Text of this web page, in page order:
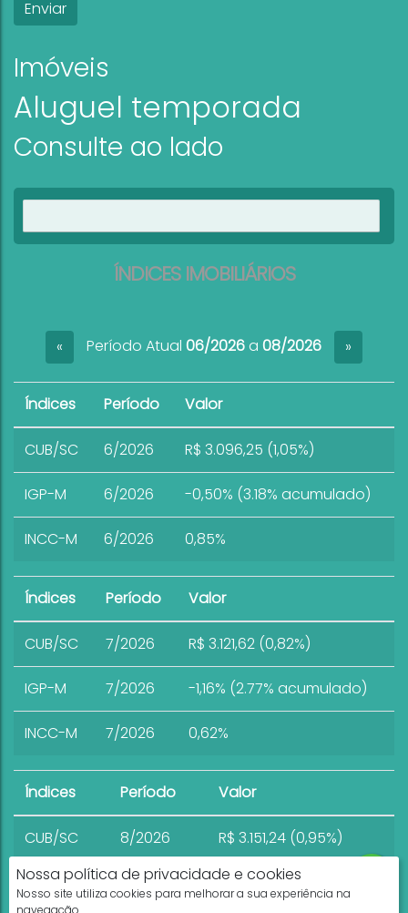
Nossa política de privacidade e cookies
Nosso site utiliza cookies para melhorar a sua experiência na
navegação.
Imóveis
Aluguel temporada
Consulte ao lado
ÍNDICES IMOBILIÁRIOS
« Período Atual 06/2026a 08/2026 »
Índices Período Valor
CUB/SC 6/2026 R$ 3.096,25 (1,05%)
IGP-M 6/2026 -0,50% (3.18% acumulado)
INCC-M 6/2026 0,85%
Índices Período Valor
CUB/SC 7/2026 R$ 3.121,62 (0,82%)
IGP-M 7/2026 -1,16% (2.77% acumulado)
INCC-M 7/2026 0,62%
Índices Período Valor
CUB/SC 8/2026 R$ 3.151,24 (0,95%)